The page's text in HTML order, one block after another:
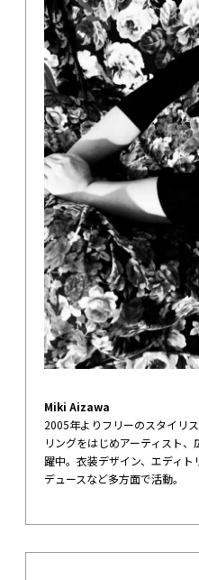
Miki Aizawa
2005年よりフリーのスタイリ
リングをはじめアーティスト
躍中。衣装デザイン、エディ
デュースなど多方面で活動。